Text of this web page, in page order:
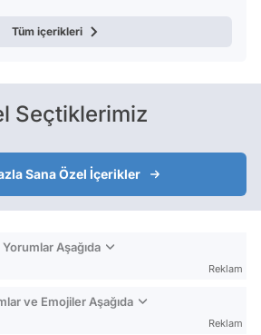
Tüm içerikleri
Seçtiklerimiz
Sana Özel İçerikler
Yorumlar Aşağıda
Reklam
ve Emojiler Aşağıda
Reklam